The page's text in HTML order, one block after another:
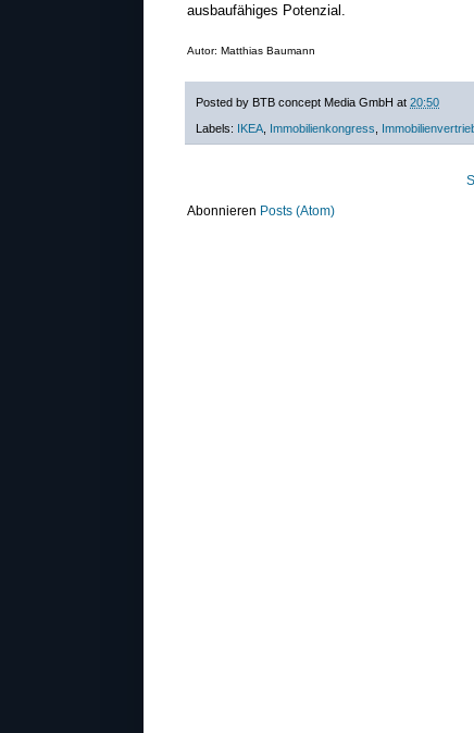
ausbaufähiges Potenzial.
Autor: Matthias Baumann
Posted by BTB concept Media GmbH at 20:50
Labels: IKEA Immobilienkongress
Abonnieren Posts (Atom)